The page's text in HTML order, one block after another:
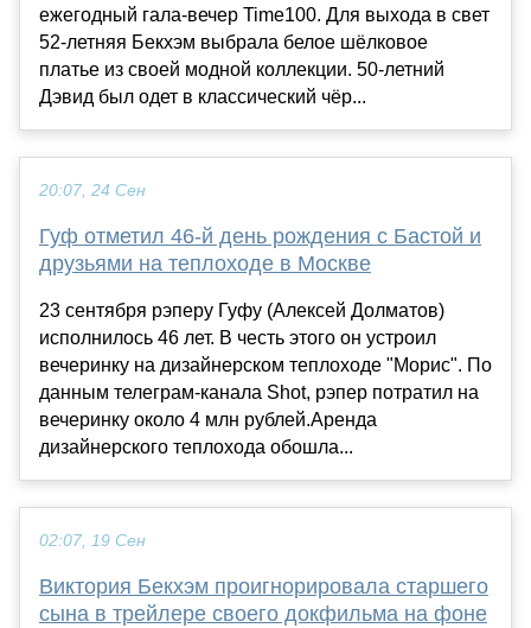
ежегодный гала-вечер Time100. Для выхода в свет
52-летняя Бекхэм выбрала белое шёлковое
платье из своей модной коллекции. 50-летний
Дэвид был одет в классический чёр...
20:07, 24 Сен
Гуф отметил 46-й день рождения с Бастой и
друзьями на теплоходе в Москве
23 сентября рэперу Гуфу (Алексей Долматов)
исполнилось 46 лет. В честь этого он устроил
вечеринку на дизайнерском теплоходе "Морис". По
данным телеграм-канала Shot, рэпер потратил на
вечеринку около 4 млн рублей.Аренда
дизайнерского теплохода обошла...
02:07, 19 Сен
Виктория Бекхэм проигнорировала старшего
сына в трейлере своего докфильма на фоне